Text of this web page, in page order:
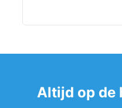
Altijd op de